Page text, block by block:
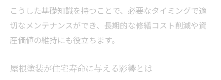
屋根塗装の費用と品質のバランスを考える
実績や事例で業者を客観的に比較する
施工内容と保証体制の違いをチェック
屋根塗装の明細で注意すべき項目一覧
こうした基礎知識を持つことで、必要なタイミングで適
切なメンテナンスができ、長期的な修繕コスト削減や資
産価値の維持にも役立ちます。
屋根塗装が住宅寿命に与える影響とは